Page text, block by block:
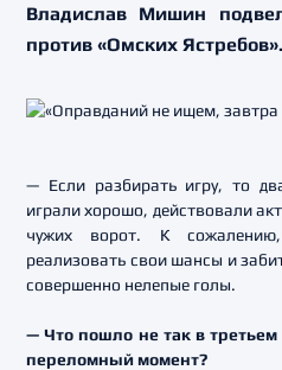
Владислав Мишин
против «Омских Ястребов».
— Если разбирать игру, то
играли хорошо, действовали
чужих ворот. К
реализовать свои шансы и
совершенно нелепые голы.
— Что пошло не так в
переломный момент?